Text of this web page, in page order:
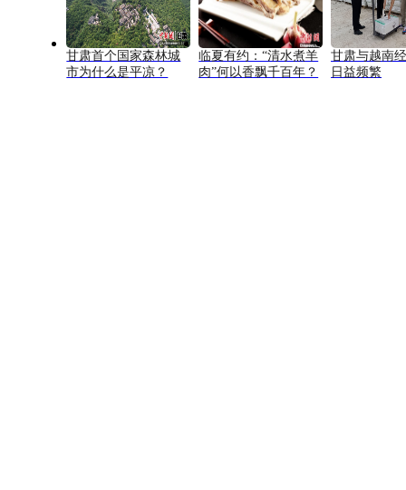
甘肃首个国家森林城
市为什么是平凉？
临夏有约：“清水煮羊
肉”何以香飘千百年？
甘肃与越南
日益频繁